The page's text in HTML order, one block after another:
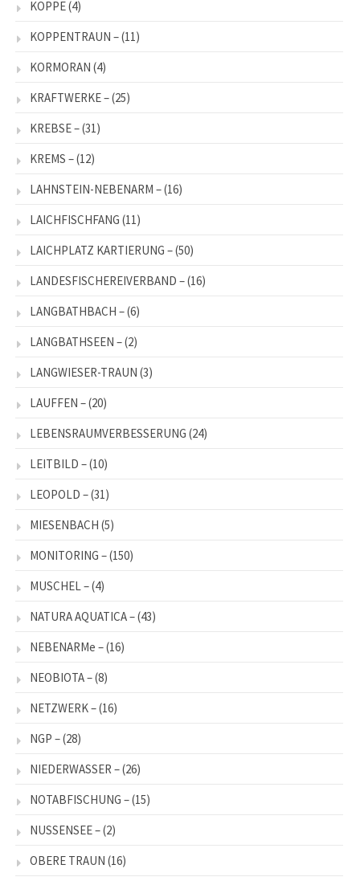
KOPPE(4)
KOPPENTRAUN –(11)
KORMORAN (4)
KRAFTWERKE –(25)
KREBSE –(31)
KREMS –(12)
LAHNSTEIN-NEBENARM –(16)
LAICHFISCHFANG (11)
LAICHPLATZ KARTIERUNG –(50)
LANDESFISCHEREIVERBAND –(16)
LANGBATHBACH –(6)
LANGBATHSEEN –(2)
LANGWIESER-TRAUN (3)
LAUFFEN –(20)
LEBENSRAUMVERBESSERUNG (24)
LEITBILD –(10)
LEOPOLD –(31)
MIESENBACH (5)
MONITORING –(150)
MUSCHEL –(4)
NATURA AQUATICA –(43)
NEBENARMe –(16)
NEOBIOTA –(8)
NETZWERK –(16)
NGP –(28)
NIEDERWASSER –(26)
NOTABFISCHUNG –(15)
NUSSENSEE –(2)
OBERE TRAUN (16)